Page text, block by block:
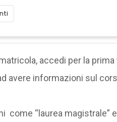
accedi per la prima
avere informazioni sul
“laurea magistrale”